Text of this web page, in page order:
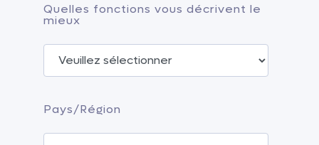
Quelles fonctions vous décrivent le
mieux
Pays/Région